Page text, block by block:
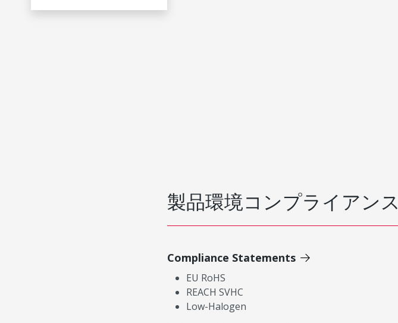
製品環境コンプライアンス
Compliance Statements
EU RoHS
REACH SVHC
Low-Halogen